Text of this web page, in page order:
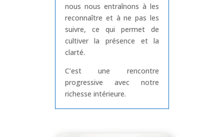
nous nous entraînons à les
reconnaître et à ne pas les
suivre, ce qui permet de
cultiver la présence et la
clarté.
C’est une rencontre
progressive avec notre
richesse intérieure.